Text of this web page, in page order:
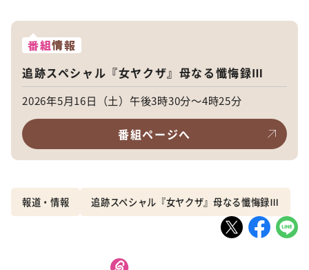
番組情報
追跡スペシャル『女ヤクザ』母なる懺悔録Ⅲ
2026年5月16日（土）午後3時30分～4時25分
番組ページへ
報道・情報 追跡スペシャル『女ヤクザ』母なる懺悔録Ⅲ